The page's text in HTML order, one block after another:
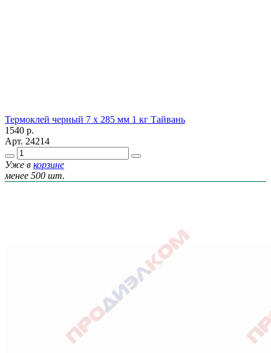
Термоклей черный 7 х 285 мм 1 кг Тайвань
1540 р.
Арт. 24214
Уже в корзине
менее 500 шт.